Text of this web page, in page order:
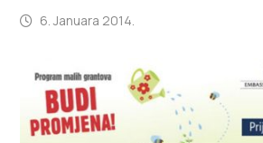
6. Januara 2014.